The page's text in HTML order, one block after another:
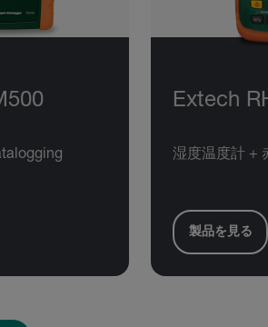
Extech
湿度温度計 +
製品を見る